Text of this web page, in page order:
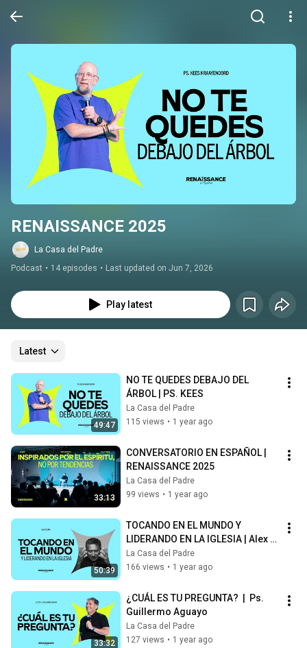
RENAISSANCE 2025
La Casa del Padre
Podcast • 14 episodes • Last updated on Jun 7, 2026
Play latest
Latest
49:47
NO TE QUEDES DEBAJO DEL
ÁRBOL | PS. KEES
La Casa del Padre
115 views • 1 year ago
33:13
CONVERSATORIO EN ESPAÑOL |
RENAISSANCE 2025
La Casa del Padre
99 views • 1 year ago
50:39
TOCANDO EN EL MUNDO Y
LIDERANDO EN LA IGLESIA | Alex
Acuña
La Casa del Padre
166 views • 1 year ago
33:32
¿CUÁL ES TU PREGUNTA?  |  Ps.
Guillermo Aguayo
La Casa del Padre
127 views • 1 year ago